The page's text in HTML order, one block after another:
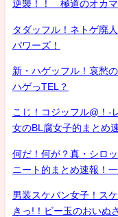
逆襲！！ 極道のオカマ
タダッフル！ネトゲ廃
パワーズ！
新・ハゲッフル！哀愁
ハゲっTEL？
こじ！コジッフル@！-
女のBL腐女子的まとめ
何だ！何が？真・シ
ニート的まとめ速報！
男装スケバン女子！ス
きっ!！ビー玉のおいぬ